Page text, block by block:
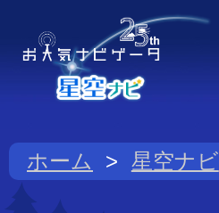
ホーム 星空ナビ